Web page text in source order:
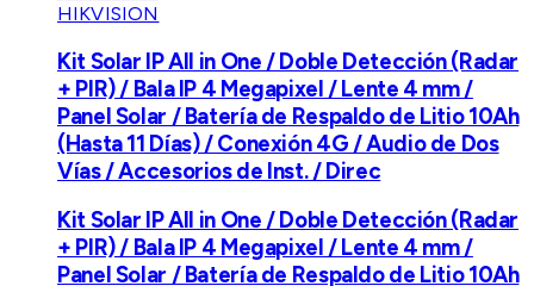
HIKVISION
Kit Solar IP All in One / Doble Detección (Radar
+ PIR) / Bala IP 4 Megapixel / Lente 4 mm /
Panel Solar / Batería de Respaldo de Litio 10Ah
(Hasta 11 Días) / Conexión 4G / Audio de Dos
Vías / Accesorios de Inst. / Direc
Kit Solar IP All in One / Doble Detección (Radar
+ PIR) / Bala IP 4 Megapixel / Lente 4 mm /
Panel Solar / Batería de Respaldo de Litio 10Ah